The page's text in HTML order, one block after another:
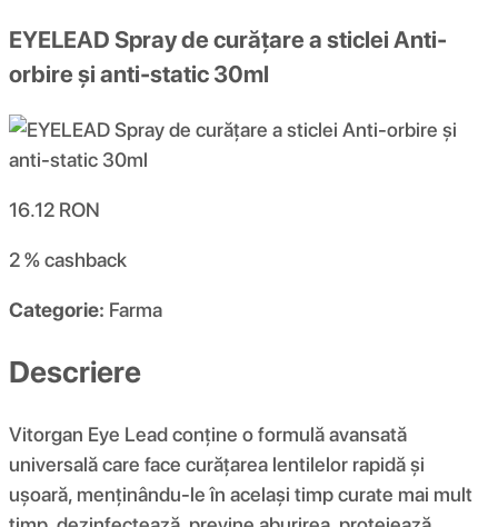
EYELEAD Spray de curățare a sticlei Anti-
orbire și anti-static 30ml
16.12 RON
2 %cashback
Categorie: Farma
Descriere
Vitorgan Eye Lead conține o formulă avansată
universală care face curățarea lentilelor rapidă și
ușoară, menținându-le în același timp curate mai mult